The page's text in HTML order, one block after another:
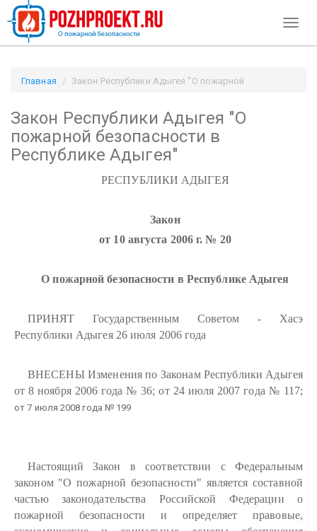
Главная
Закон Республики Адыгея "О пожарной
Закон Республики Адыгея "О
пожарной безопасности в
Республике Адыгея"
РЕСПУБЛИКИ АДЫГЕЯ
Закон
от 10 августа 2006 г. № 20
О пожарной безопасности в Республике Адыгея
ПРИНЯТ Государственным Советом - Хасэ
Республики Адыгея 26 июля 2006 года
ВНЕСЕНЫ Изменения по Законам Республики Адыгея
от 8 ноября 2006 года № 36; от 24 июля 2007 года № 117;
от 7 июля 2008 года № 199
Настоящий Закон в соответствии с Федеральным
законом "О пожарной безопасности" является составной
частью законодательства Российской Федерации о
пожарной безопасности и определяет правовые,